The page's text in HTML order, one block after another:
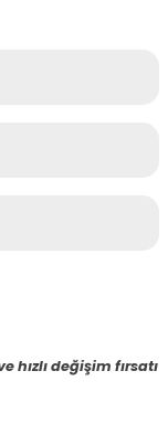
hızlı değişim fırsatı